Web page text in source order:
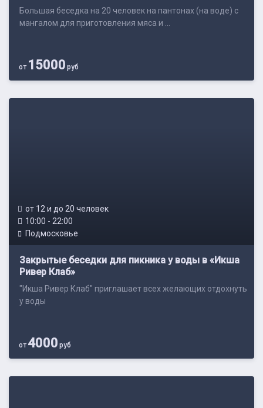
Большая беседка на 20 человек на пантонах (на воде) с
мангалом для приготовления мяса и ...
от 15000 руб
от 12 и до 20 человек
10:00 - 22:00
Подмосковье
Закрытые беседки для пикника у воды в «Икша
Ривер Клаб»
"Икша Ривер Клаб" приглашает всех желающих отдохнуть
у воды
от4000 руб